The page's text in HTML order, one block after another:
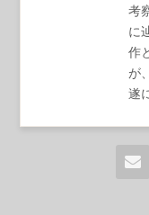
考
に
作
が
遂